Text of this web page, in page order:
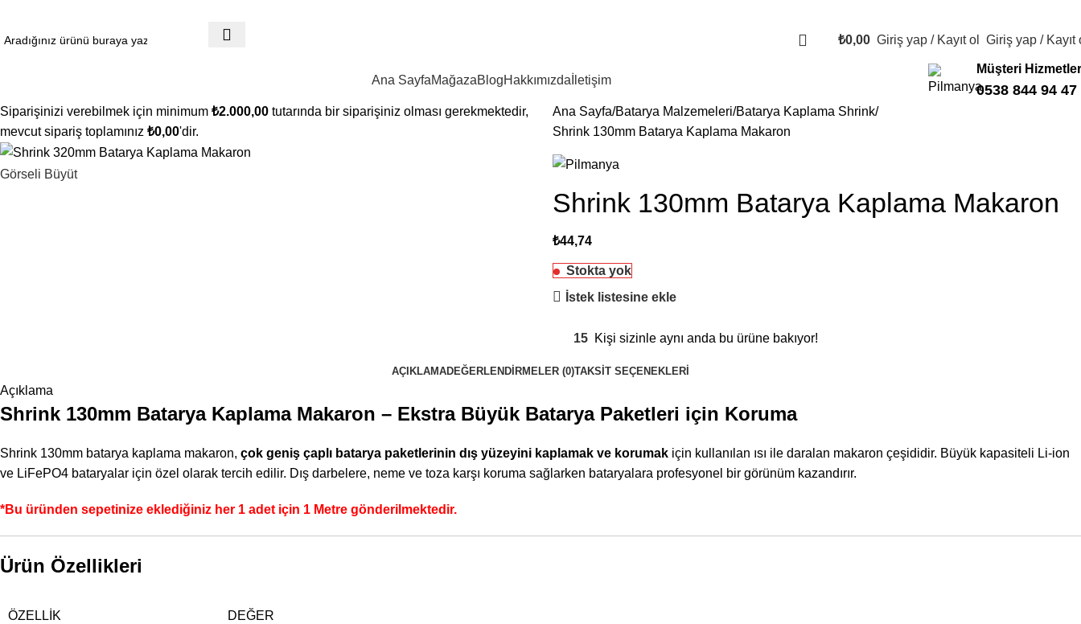
₺0,00 Giriş yap / Kayıt ol Giriş yap / Kayıt
Ana SayfaMağazaBlogHakkımızda İletişim
Müşteri
0538 844 94 47
Siparişinizi verebilmek için minimum ₺2.000,00 tutarında bir siparişiniz olması gerekmektedir,
mevcut sipariş toplamınız ₺0,00'dir.
Görseli Büyüt
Ana Sayfa Batarya Malzemeleri Batarya Kaplama Shrink
Shrink 130mm Batarya Kaplama Makaron
Shrink 130mm Batarya Kaplama Makaron
₺44,74
Stokta yok
İstek listesine ekle
15 Kişi sizinle aynı anda bu ürüne bakıyor!
AÇIKLAMADEĞERLENDIRMELER (0)TAKSIT SEÇENEKLERI
Açıklama
Shrink 130mm Batarya Kaplama Makaron – Ekstra Büyük Batarya Paketleri için Koruma
Shrink 130mm batarya kaplama makaron, çok geniş çaplı batarya paketlerinin dış yüzeyini kaplamak ve korumak için kullanılan ısı ile daralan makaron çeşididir. Büyük kapasiteli Li-ion
ve LiFePO4 bataryalar için özel olarak tercih edilir. Dış darbelere, neme ve toza karşı koruma sağlarken bataryalara profesyonel bir görünüm kazandırır.
*Bu üründen sepetinize eklediğiniz her 1 adet için 1 Metre gönderilmektedir.
Ürün Özellikleri
ÖZELLIK DEĞER